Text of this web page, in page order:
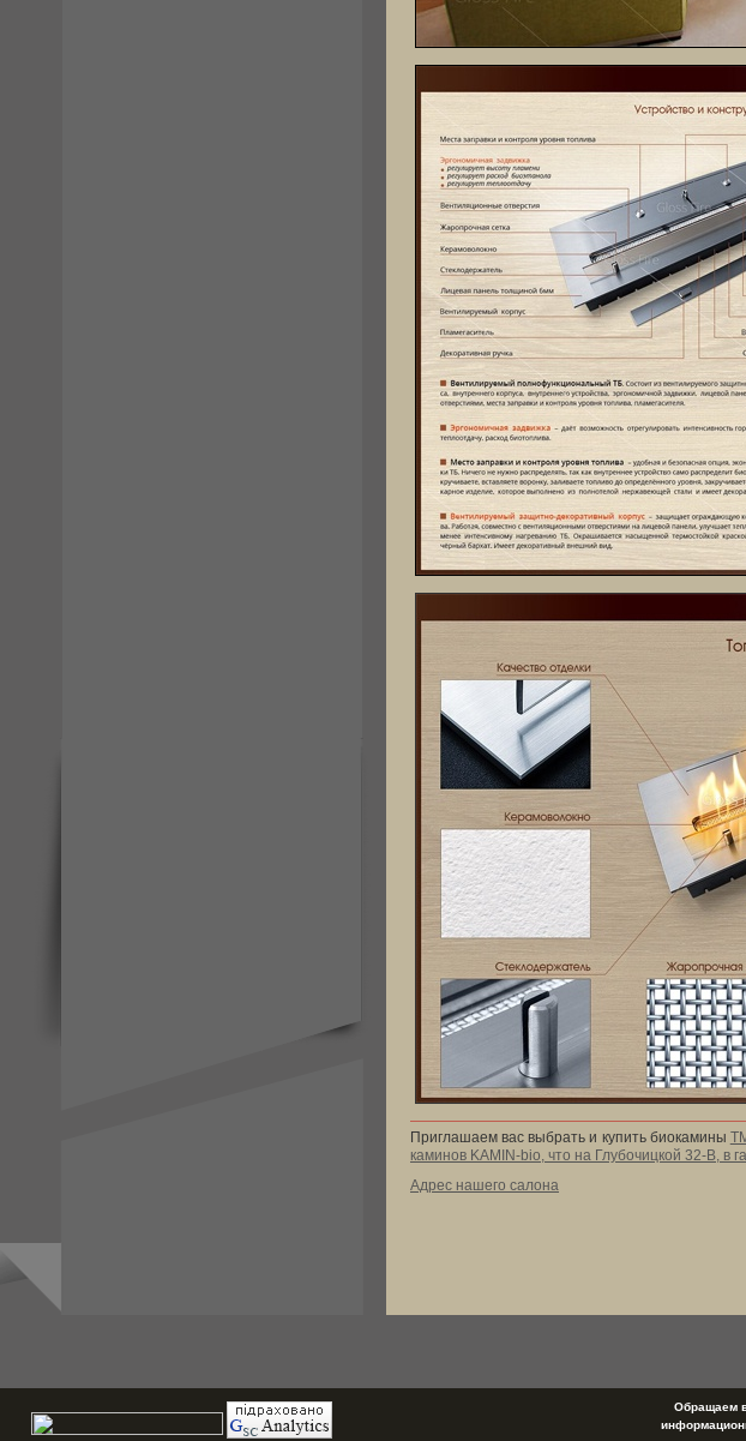
Приглашаем вас выбрать и купить биокамины
каминов KAMIN-bio, что на Глубочицкой 32-В, в
Адрес нашего салона
Обращаем